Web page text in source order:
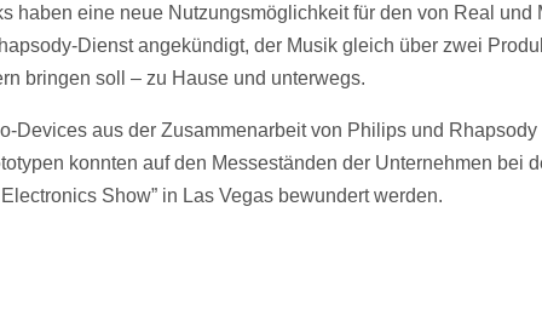
haben eine neue Nutzungsmöglichkeit für den von Real und
Dienst angekündigt, der Musik gleich über zwei
bringen soll – zu Hause und unterwegs.
Devices aus der Zusammenarbeit von Philips und
konnten auf den Messeständen der Unternehmen bei
Show” in Las Vegas bewundert werden.